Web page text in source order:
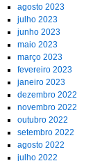
agosto 2023
julho 2023
junho 2023
maio 2023
março 2023
fevereiro 2023
janeiro 2023
dezembro 2022
novembro 2022
outubro 2022
setembro 2022
agosto 2022
julho 2022